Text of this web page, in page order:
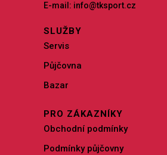
E-mail: info@tksport.cz
SLUŽBY
Servis
Půjčovna
Bazar
PRO ZÁKAZNÍKY
Obchodní podmínky
Podmínky půjčovny